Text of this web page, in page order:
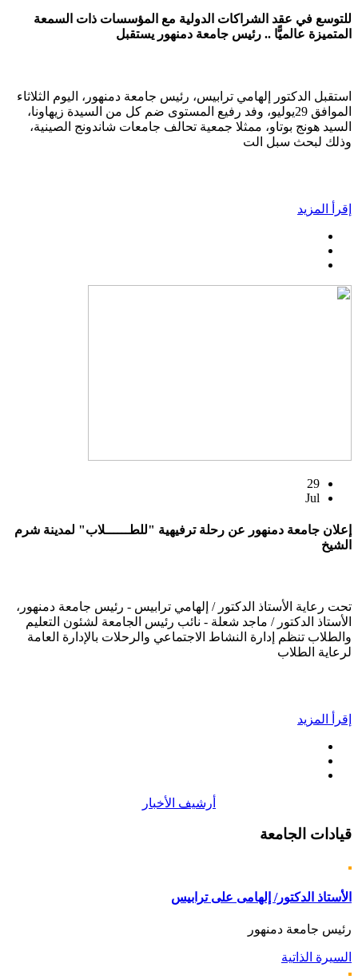
للتوسع في عقد الشراكات الدولية مع المؤسسات ذات السمعة
المتميزة عالميًّا .. رئيس جامعة دمنهور يستقبل
استقبل الدكتور إلهامي ترابيس، رئيس جامعة دمنهور، اليوم الثلاثاء
الموافق 29يوليو، وفد رفيع المستوى ضم كل من السيدة زيهاونا،
السيد هونج بوتاو، ممثلا جمعية تحالف جامعات شاندونج الصينية،
وذلك لبحث سبل الت
إقرأ المزيد
29
Jul
إعلان جامعة دمنهور عن رحلة ترفيهية "للطــــــلاب" لمدينة شرم
الشيخ
تحت رعاية الأستاذ الدكتور / إلهامي ترابيس - رئيس جامعة دمنهور،
الأستاذ الدكتور / ماجد شعلة - نائب رئيس الجامعة لشئون التعليم
والطلاب تنظم إدارة النشاط الاجتماعي والرحلات بالإدارة العامة
لرعاية الطلاب
إقرأ المزيد
أرشيف الأخبار
قيادات الجامعة
الأستاذ الدكتور/ إلهامى على ترابيس
رئيس جامعة دمنهور
السيرة الذاتية